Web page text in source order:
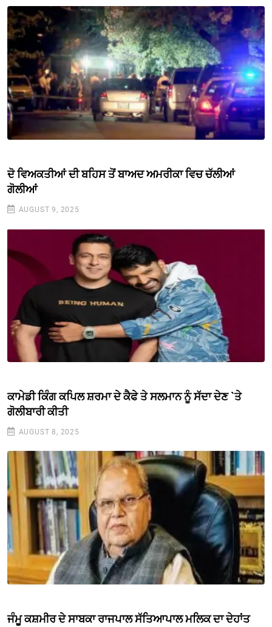
ਦੋ ਵਿਅਕਤੀਆਂ ਦੀ ਬਹਿਸ ਤੋਂ ਬਾਅਦ ਅਮਰੀਕਾ ਵਿਚ ਚੱਲੀਆਂ
ਗੋਲੀਆਂ
AUGUST 9, 2025
ਕਾਮੇਡੀ ਕਿੰਗ ਕਪਿਲ ਸ਼ਰਮਾ ਦੇ ਕੈਫੇ ਤੇ ਸਲਮਾਨ ਨੂੰ ਸੱਦਾ ਦੇਣ `ਤੇ
ਗੋਲੀਬਾਰੀ ਕੀਤੀ
AUGUST 8, 2025
ਜੰਮੂ ਕਸ਼ਮੀਰ ਦੇ ਸਾਬਕਾ ਰਾਜਪਾਲ ਸੱਤਿਆਪਾਲ ਮਲਿਕ ਦਾ ਦੇਹਾਂਤ